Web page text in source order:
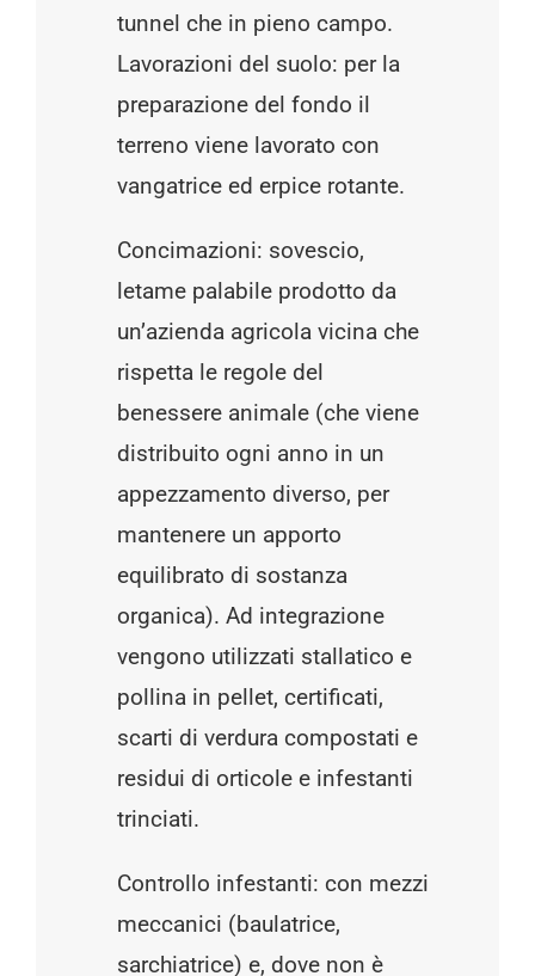
tunnel che in pieno campo.
Lavorazioni del suolo: per la
preparazione del fondo il
terreno viene lavorato con
vangatrice ed erpice rotante.
Concimazioni: sovescio,
letame palabile prodotto da
un’azienda agricola vicina che
rispetta le regole del
benessere animale (che viene
distribuito ogni anno in un
appezzamento diverso, per
mantenere un apporto
equilibrato di sostanza
organica). Ad integrazione
vengono utilizzati stallatico e
pollina in pellet, certificati,
scarti di verdura compostati e
residui di orticole e infestanti
trinciati.
Controllo infestanti: con mezzi
meccanici (baulatrice,
sarchiatrice) e, dove non è